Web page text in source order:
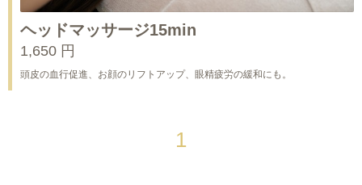
ヘッドマッサージ15min
1,650 円
頭皮の血行促進、お顔のリフトアップ、眼精疲労の緩和にも。
1